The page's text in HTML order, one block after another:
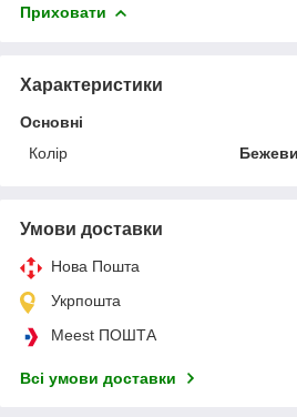
Приховати
Характеристики
Основні
Колір
Умови доставки
Нова Пошта
Укрпошта
Meest ПОШТА
Всі умови доставки